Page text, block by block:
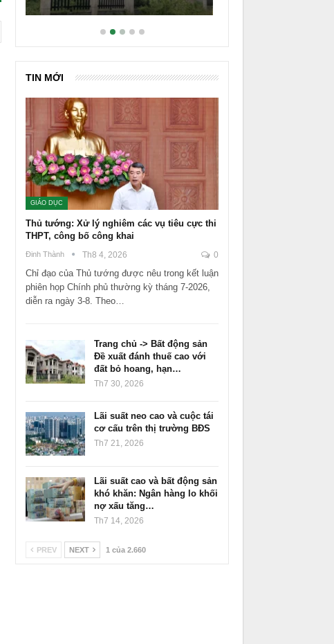
TIN MỚI
GIÁO DỤC
Thủ tướng: Xử lý nghiêm các vụ tiêu cực thi
THPT, công bố công khai
Đinh Thành Th8 4, 2026 0
Chỉ đạo của Thủ tướng được nêu trong kết luận
phiên họp Chính phủ thường kỳ tháng 7-2026,
diễn ra ngày 3-8. Theo…
Trang chủ -> Bất động sản
Đề xuất đánh thuế cao với
đất bỏ hoang, hạn…
Th7 30, 2026
Lãi suất neo cao và cuộc tái
cơ cấu trên thị trường BĐS
Th7 21, 2026
Lãi suất cao và bất động sản
khó khăn: Ngân hàng lo khối
nợ xấu tăng…
Th7 14, 2026
PREV NEXT 1 của 2.660